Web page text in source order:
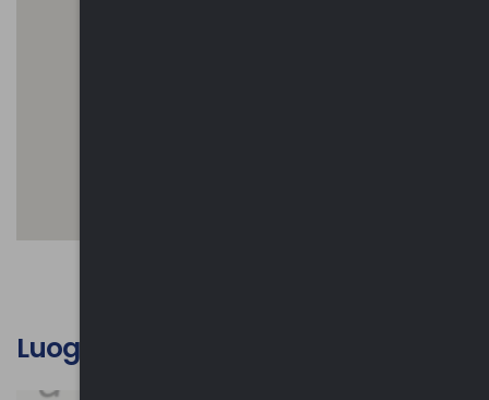
Luoghi d'interesse culturale